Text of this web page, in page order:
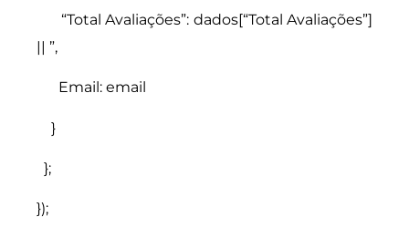
“Total Avaliações”: dados[“Total Avaliações”]
|| ”,
Email: email
}
};
});